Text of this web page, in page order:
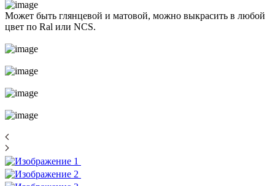
Может быть глянцевой и матовой, можно выкрасить в любой
цвет по Ral или NCS.